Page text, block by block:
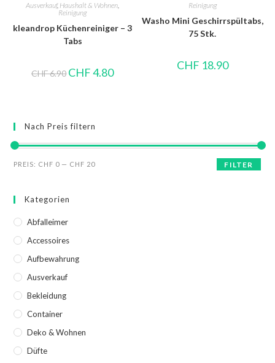
Ausverkauf, Haushalt & Wohnen,
Reinigung
kleandrop Küchenreiniger – 3
Tabs
CHF6.90 CHF4.80
Reinigung
Washo Mini Geschirrspültabs,
75 Stk.
CHF 18.90
Nach Preis filtern
FILTER
PREIS: CHF 0 — CHF 20
Kategorien
Abfalleimer
Accessoires
Aufbewahrung
Ausverkauf
Bekleidung
Container
Deko & Wohnen
Düfte